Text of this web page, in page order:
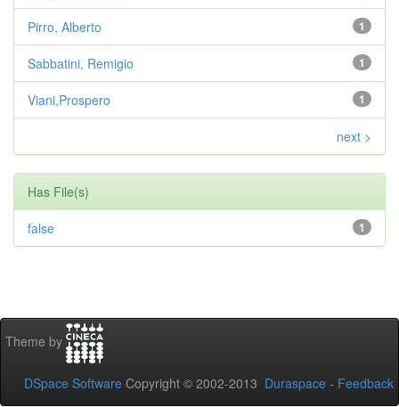
1
Pirro, Alberto
1
Sabbatini, Remigio
1
Viani,Prospero
next >
Has File(s)
1
false
Theme by
DSpace Software Copyright © 2002-2013 Duraspace - Feedback